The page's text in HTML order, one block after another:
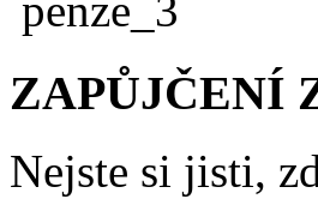
ZAPŮJČENÍ
Nejste si jisti,